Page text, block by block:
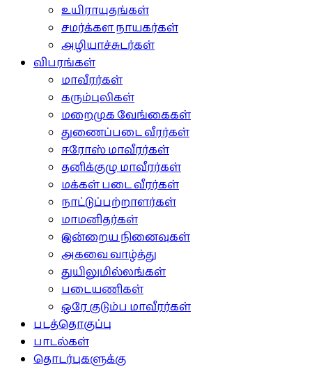
உயிராயுதங்கள்
சமர்க்கள நாயகர்கள்
அழியாச்சுடர்கள்
விபரங்கள்
மாவீரர்கள்
கரும்புலிகள்
மறைமுக வேங்கைகள்
துணைப்படை வீரர்கள்
ஈரோஸ் மாவீரர்கள்
தனிக்குழு மாவீரர்கள்
மக்கள் படை வீரர்கள்
நாட்டுப்பற்றாளர்கள்
மாமனிதர்கள்
இன்றைய நினைவுகள்
அகவை வாழ்த்து
துயிலுமில்லங்கள்
படையணிகள்
ஒரே குடும்ப மாவீரர்கள்
படத்தொகுப்பு
பாடல்கள்
தொடர்புகளுக்கு